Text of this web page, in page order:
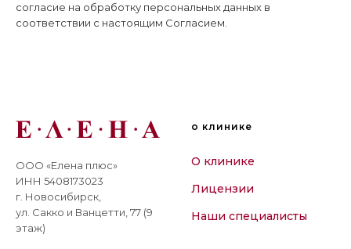
согласие на обработку персональных данных в
соответствии с настоящим Согласием.
ООО «Елена плюс»
ИНН 5408173023
г. Новосибирск,
ул. Сакко и Ванцетти, 77 (9
этаж)
о клинике
О клинике
Лицензии
Наши специалисты